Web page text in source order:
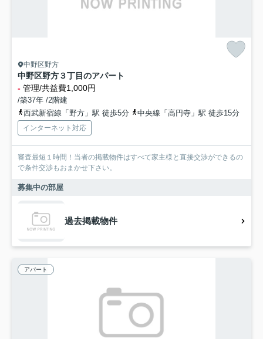
中野区野方
中野区野方３丁目のアパート
- 管理/共益費1,000円
/築37年 /2階建
西武新宿線「野方」駅 徒歩5分
中央線「高円寺」駅 徒歩15分
インターネット対応
審査最短１時間！当者の掲載物件はすべて家主様と直接交渉ができるの
で条件交渉もおまかせ下さい。
募集中の部屋
過去掲載物件
アパート